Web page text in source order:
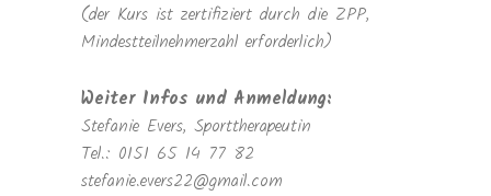
(der Kurs ist zertifiziert durch die ZPP,
Mindestteilnehmerzahl erforderlich)
Weiter Infos und Anmeldung:
Stefanie Evers, Sporttherapeutin
Tel.: 0151 65 14 77 82
stefanie.evers22@gmail.com